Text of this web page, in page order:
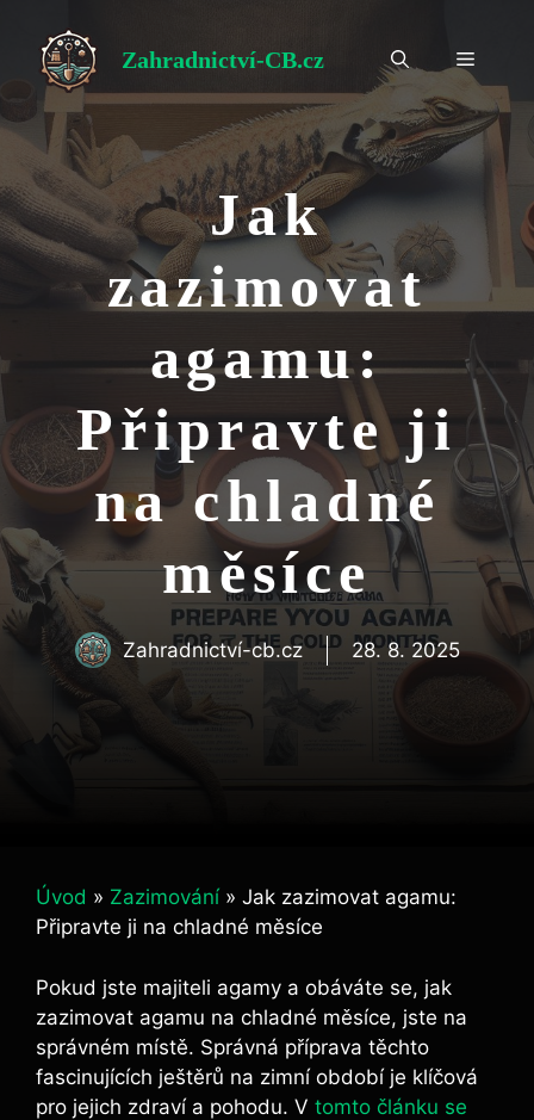
obsah
Zahradnictví-CB.cz Menu
Jak
zazimovat
agamu:
Připravte ji
na chladné
měsíce
Zahradnictví-cb.cz 28. 8. 2025
Úvod » Zazimování » Jak zazimovat agamu:
Připravte ji na chladné měsíce
Pokud jste majiteli agamy a obáváte se, jak
zazimovat agamu na chladné měsíce, jste na
správném místě. Správná příprava těchto
fascinujících ještěrů na zimní období je klíčová
pro jejich zdraví a pohodu. V tomto článku se